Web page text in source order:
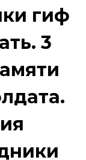
гиф
3